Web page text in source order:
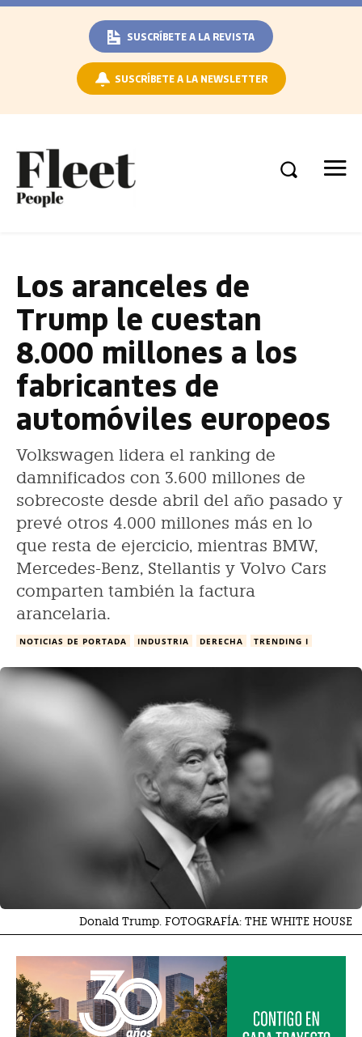
SUSCRÍBETE A LA REVISTA
SUSCRÍBETE A LA NEWSLETTER
Los aranceles de
Trump le cuestan
8.000 millones a los
fabricantes de
automóviles europeos
Volkswagen lidera el ranking de
damnificados con 3.600 millones de
sobrecoste desde abril del año pasado y
prevé otros 4.000 millones más en lo
que resta de ejercicio, mientras BMW,
Mercedes-Benz, Stellantis y Volvo Cars
comparten también la factura
arancelaria.
NOTICIAS DE PORTADA INDUSTRIA DERECHA TRENDING I
Donald Trump. FOTOGRAFÍA: THE WHITE HOUSE